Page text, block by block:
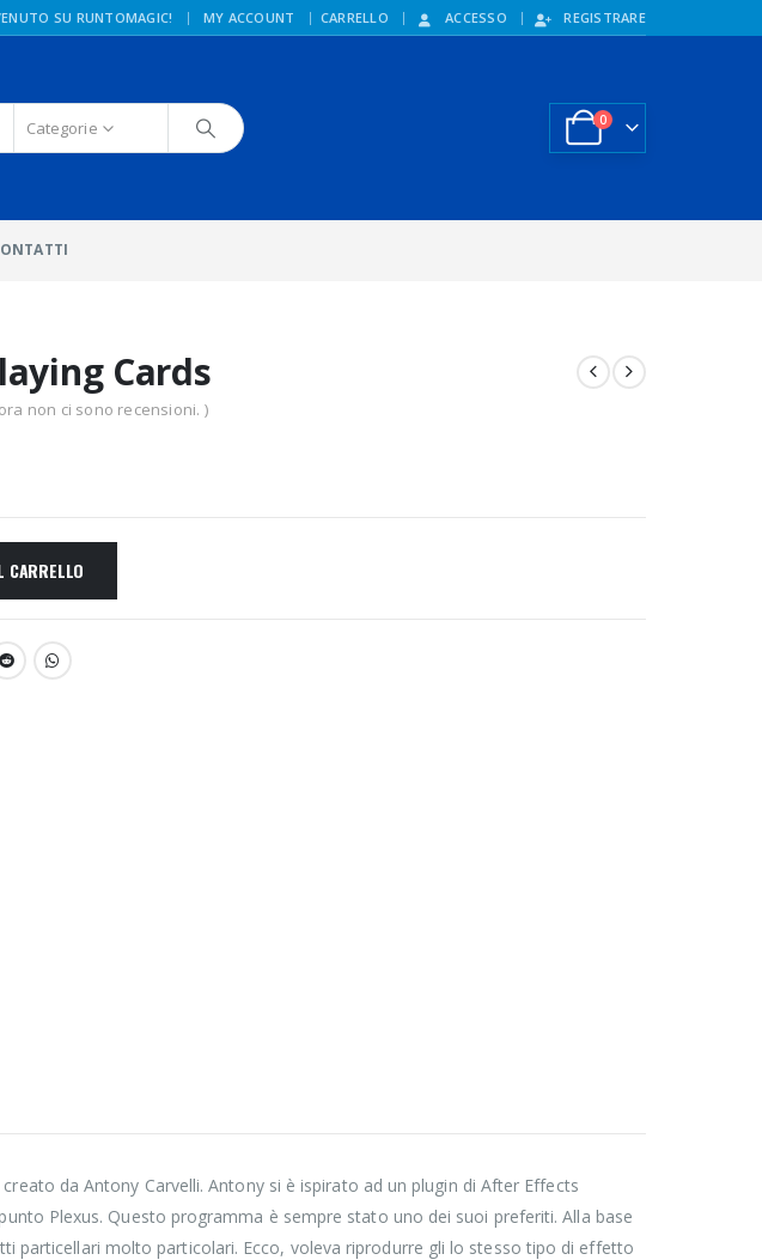
SU RUNTOMAGIC! | MY ACCOUNT CARRELLO ACCESSO REGISTRARE
Categorie 0
Cards
non ci sono recensioni. )
CARRELLO
da Antony Carvelli. Antony si è ispirato ad un plugin di After Effects
Plexus. Questo programma è sempre stato uno dei suoi preferiti. Alla base
particellari molto particolari. Ecco, voleva riprodurre gli lo stesso tipo di effetto